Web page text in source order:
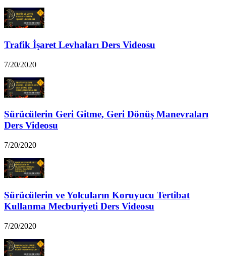
Trafik İşaret Levhaları Ders Videosu
7/20/2020
Sürücülerin Geri Gitme, Geri Dönüş Manevraları
Ders Videosu
7/20/2020
Sürücülerin ve Yolcuların Koruyucu Tertibat
Kullanma Mecburiyeti Ders Videosu
7/20/2020